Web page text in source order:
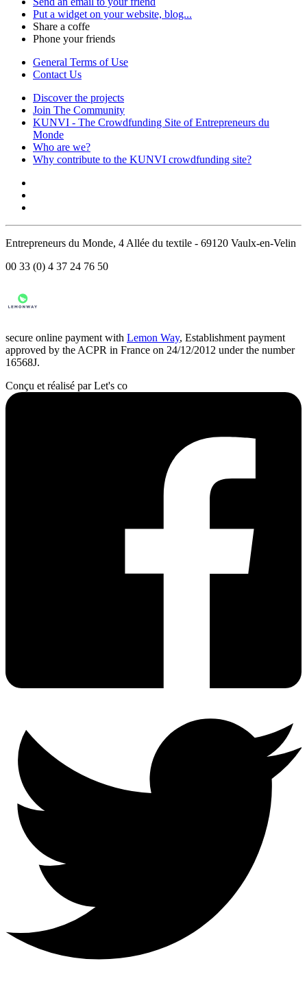
Put a widget on your website, blog...
Share a coffe
Phone your friends
General Terms of Use
Contact Us
Discover the projects
Join The Community
KUNVI - The Crowdfunding Site of Entrepreneurs du
Monde
Who are we?
Why contribute to the KUNVI crowdfunding site?
Entrepreneurs du Monde, 4 Allée du textile - 69120 Vaulx-en-Velin
00 33 (0) 4 37 24 76 50
secure online payment with Lemon Way, Establishment payment
approved by the ACPR in France on 24/12/2012 under the number
16568J.
Conçu et réalisé par Let's co